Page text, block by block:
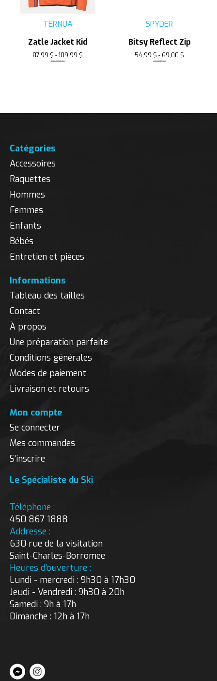
TERNUA
Zatle Jacket Kid
87,99 $ - 109,99 $
109,99$CA
SPYDER
Bitsy Reflect Zip
54,99 $ - 69,00 $
69,99$CA
Catégories
Accessoires
Raquettes
Hommes
Femmes
Enfants
Bébés
Entretien et pièces
Informations
Tableau des tailles
Contact
À propos
Une préparation parfaite
Conditions générales
Modes de paiement
Livraison et retours
Mon compte
Se connecter
Mes commandes
S'inscrire
Le Spécialiste du Ski
Téléphone :
450 867 1888
Addresse :
630 rue de la visitation
Saint-Charles-Borromee
Heures d’ouverture :
Lundi - mercredi : 9h30 à 17h30
Jeudi - Vendredi : 9h30 à 20h
Samedi : 9h à 17h
Dimanche : 12h à 17h